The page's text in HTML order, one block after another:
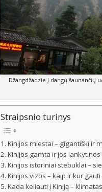
Džangdžadzie į dangų šaunančių
Straipsnio turinys
Kinijos miestai – gigantiški ir
Kinijos gamta ir jos lankytinos
Kinijos istoriniai stebuklai –
Kinijos vizos – kaip ir kur gauti
Kada keliauti į Kiniją –